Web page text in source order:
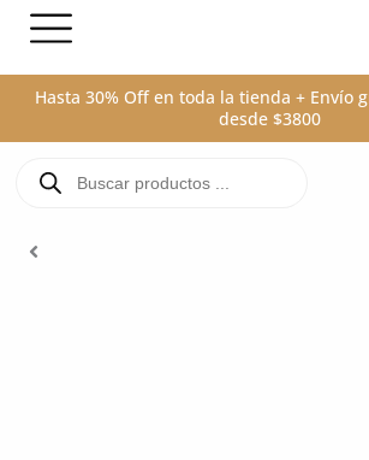
contenido
Hasta 30% Off en toda la tienda + Envío
desde $3800
productos